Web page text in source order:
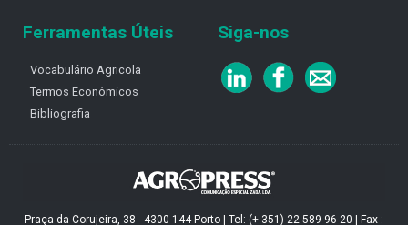
Ferramentas Úteis
Vocabulário Agricola
Termos Económicos
Bibliografia
Siga-nos
Praça da Corujeira, 38 - 4300-144 Porto | Tel: (+ 351) 22 589 96 20 | Fax :